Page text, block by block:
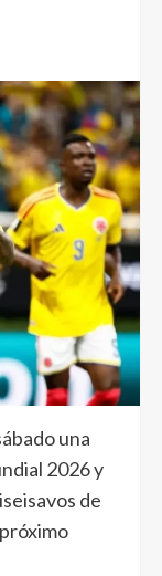
una
2026 y
de